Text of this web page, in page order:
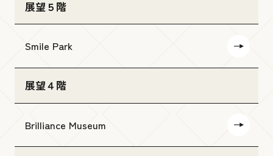
展望５階
Smile Park
展望４階
Brilliance Museum